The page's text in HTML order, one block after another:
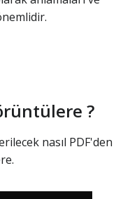
?
nasıl PDF'den